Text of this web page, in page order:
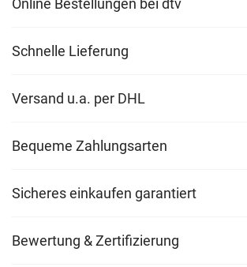
Schnelle Lieferung
Versand u.a. per DHL
Bequeme Zahlungsarten
Sicheres einkaufen garantiert
Bewertung & Zertifizierung